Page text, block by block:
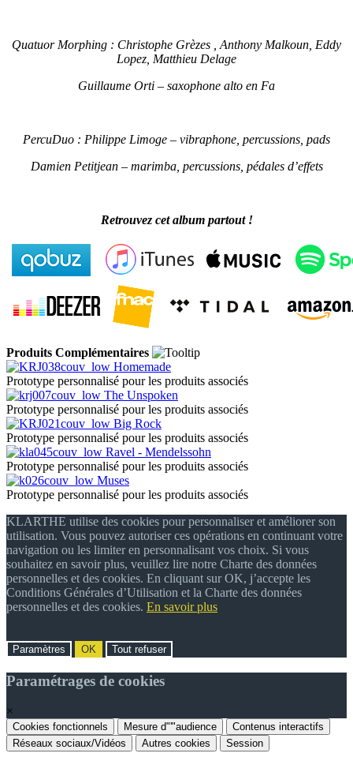
Quatuor Morphing : Christophe Grèzes , Anthony Malkoun, Eddy
Lopez, Matthieu Delage
Guillaume Orti – saxophone alto en Fa
PercuDuo : Philippe Limoge – vibraphone, percussions, pads
Damien Petitjean – marimba, percussions, pédales d’effets
Retrouvez cet album partout !
Produits Complémentaires
Homemade
Prototype personnalisé pour les produits associés
The Unspoken
Prototype personnalisé pour les produits associés
Big Rock
Prototype personnalisé pour les produits associés
Ravel - Mendelssohn
Prototype personnalisé pour les produits associés
Muses
Prototype personnalisé pour les produits associés
KLARTHE utilise des cookies pour personnaliser et améliorer son
utilisation. Vous pouvez autoriser ces opérations en continuant votre
navigation ou les limiter en personnalisant vos choix. Si vous
souhaitez en savoir plus, veuillez lire notre Charte des données
personnelles et des cookies. En cliquant sur OK, j’accepte les
Conditions Générales d’Utilisation et la Charte des données
personnelles et des cookies. En savoir plus
Paramètres OK Tout refuser
Paramétrages de cookies
×
Cookies fonctionnels Mesure d"'"audience
Contenus interactifs
Réseaux sociaux/Vidéos
Autres cookies Session